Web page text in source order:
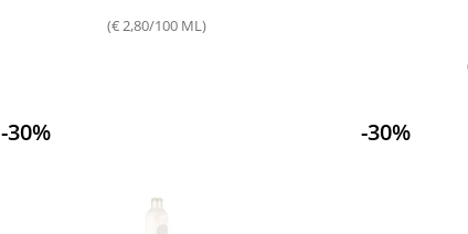
(€ 2,80/100 ML)
-30% -30%